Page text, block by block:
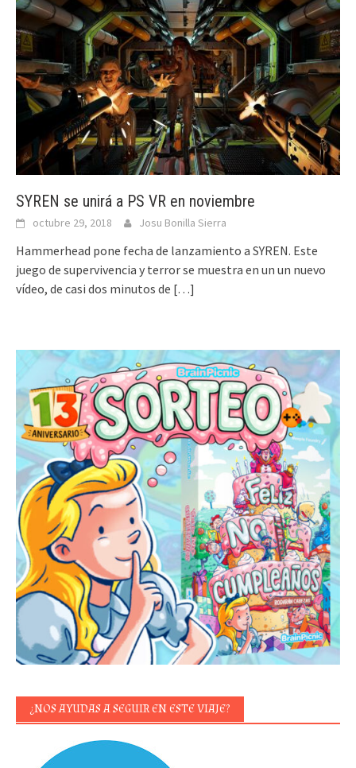
SYREN se unirá a PS VR en noviembre
octubre 29, 2018 Josu Bonilla Sierra
Hammerhead pone fecha de lanzamiento a SYREN. Este
juego de supervivencia y terror se muestra en un un nuevo
vídeo, de casi dos minutos de […]
¿NOS AYUDAS A SEGUIR EN ESTE VIAJE?